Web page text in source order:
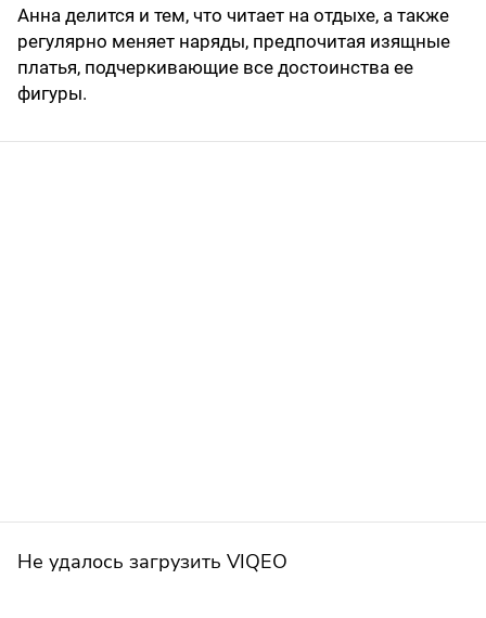
Анна делится и тем, что читает на отдыхе, а также
регулярно меняет наряды, предпочитая изящные
платья, подчеркивающие все достоинства ее
фигуры.
Не удалось загрузить VIQEO